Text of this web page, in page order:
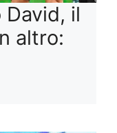
il
altro: